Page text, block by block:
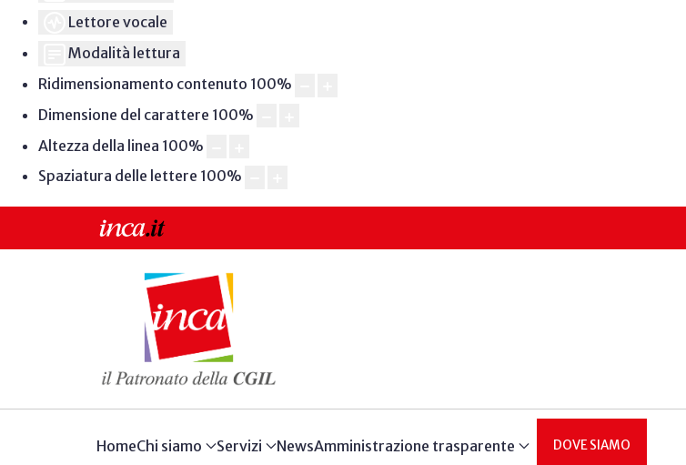
Lettore vocale
Modalità lettura
Ridimensionamento contenuto 100%
Dimensione del carattere 100%
Altezza della linea 100%
Spaziatura delle lettere 100%
HomeChi siamo Servizi NewsAmministrazione trasparente DOVE SIAMO